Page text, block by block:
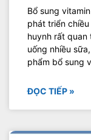
Bổ sung
phát triển
huynh rất quan
uống nhiều
phẩm bổ sung
ĐỌC TIẾP »